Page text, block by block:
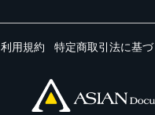
利用規約 特定商取引法に基